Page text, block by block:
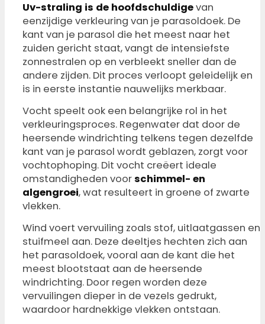
Uv-straling is de hoofdschuldigevan
eenzijdige verkleuring van je parasoldoek. De
kant van je parasol die het meest naar het
zuiden gericht staat, vangt de intensiefste
zonnestralen op en verbleekt sneller dan de
andere zijden. Dit proces verloopt geleidelijk en
is in eerste instantie nauwelijks merkbaar.
Vocht speelt ook een belangrijke rol in het
verkleuringsproces. Regenwater dat door de
heersende windrichting telkens tegen dezelfde
kant van je parasol wordt geblazen, zorgt voor
vochtophoping. Dit vocht creëert ideale
omstandigheden voorschimmel- en
algengroei, wat resulteert in groene of zwarte
vlekken.
Wind voert vervuiling zoals stof, uitlaatgassen en
stuifmeel aan. Deze deeltjes hechten zich aan
het parasoldoek, vooral aan de kant die het
meest blootstaat aan de heersende
windrichting. Door regen worden deze
vervuilingen dieper in de vezels gedrukt,
waardoor hardnekkige vlekken ontstaan.